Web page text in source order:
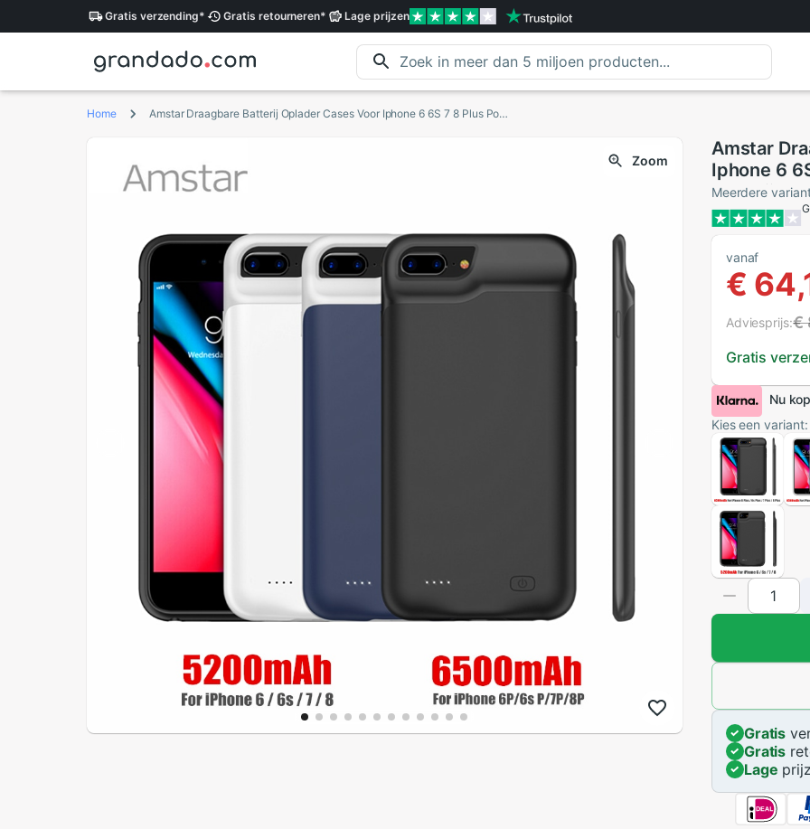
Gratis verzending* Gratis retourneren* Lageprijzen
Home Amstar Draagbare Batterij Oplader Cases Voor Iphone 6 6S 7 8 Plus Power Bank Case Externe Batterij Opladen Pack backup Case
Zoom
Amstar
Iphone 6
Batterij
Meerdere
vanaf
€
Gratis
Adviesprijs:€
Nu
Kies een variant:
Gratis
Gratis
Lage